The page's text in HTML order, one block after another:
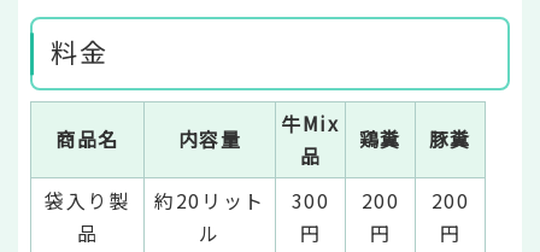
料金
商品名 内容量
牛Mix
品
鶏糞 豚糞
袋入り製
品
約20リット
ル
300
円
200
円
200
円